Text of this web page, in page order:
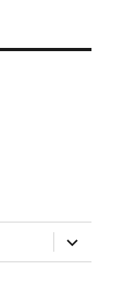
öffnen